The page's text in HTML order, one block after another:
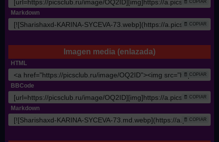
🧾 COPIAR
Markdown
🧾 COPIAR
Imagen media (enlazada)
HTML
🧾 COPIAR
BBCode
🧾 COPIAR
Markdown
🧾 COPIAR